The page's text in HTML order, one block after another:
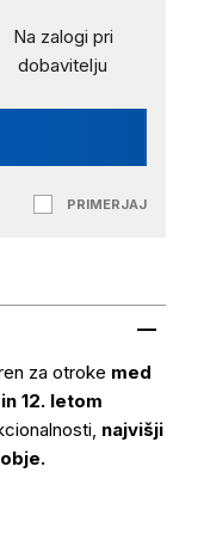
Na zalogi pri
dobavitelju
PRIMERJAJ
za otroke med
12. letom
najvišji